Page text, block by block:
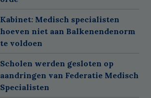
Kabinet: Medisch specialisten
hoeven niet aan Balkenendenorm
te voldoen
Scholen werden gesloten op
aandringen van Federatie Medisch
Specialisten